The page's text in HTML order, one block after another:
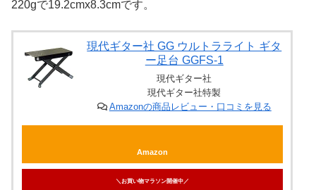
220gで19.2cmx8.3cmです。
現代ギター社 GG ウルトラライト ギタ
ー足台 GGFS-1
現代ギター社
現代ギター社特製
Amazonの商品レビュー・口コミを見る
Amazon
＼お買い物マラソン開催中／